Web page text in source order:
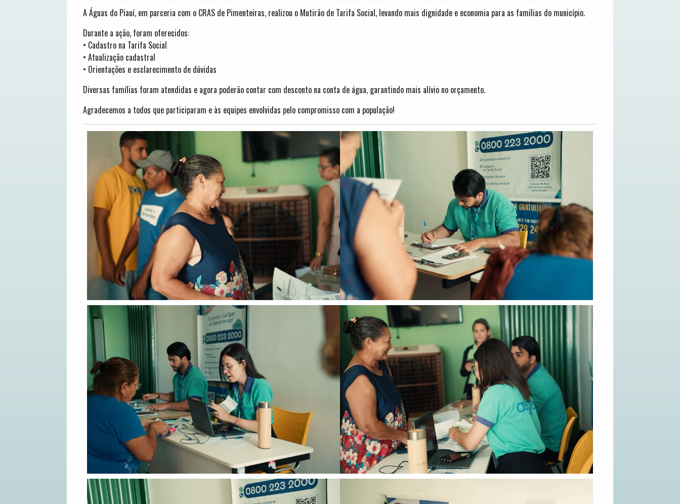
A Águas do Piauí, em parceria com o CRAS de Pimenteiras, realizou o Mutirão de Tarifa Social, levando mais dignidade e economia para as famílias do município.
Durante a ação, foram oferecidos:
• Cadastro na Tarifa Social
• Atualização cadastral
• Orientações e esclarecimento de dúvidas
Diversas famílias foram atendidas e agora poderão contar com desconto na conta de água, garantindo mais alívio no orçamento.
Agradecemos a todos que participaram e às equipes envolvidas pelo compromisso com a população!